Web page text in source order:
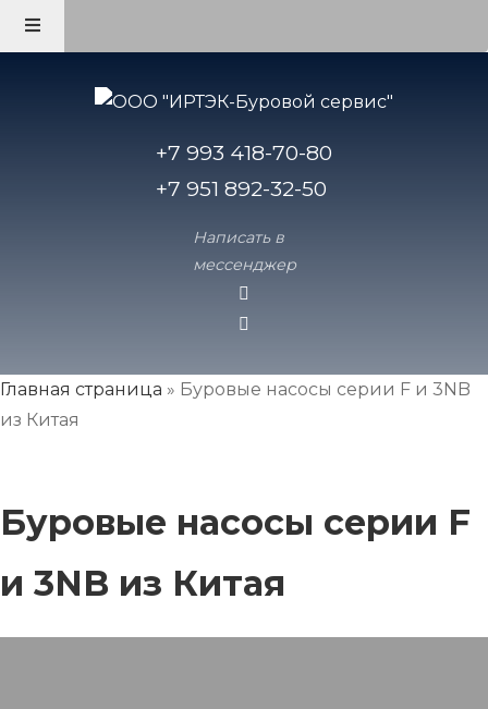
+7 993 418-70-80
+7 951 892-32-50
Написать в
мессенджер
Главная страница » Буровые насосы серии F и 3NB
из Китая
Буровые насосы серии F
и 3NB из Китая